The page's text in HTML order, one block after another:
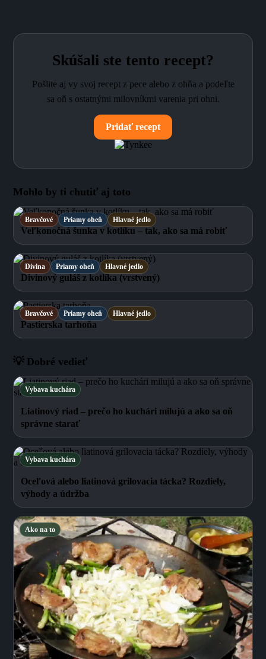
Skúšali ste tento recept?
Pošlite aj vy svoj recept z pece alebo z ohňa a podeľte
sa oň s ostatnými milovníkmi varenia pri ohni.
Pridať recept
Mohlo by ti chutiť aj toto
Bravčové Priamy oheň Hlavné jedlo
Veľkonočná šunka v kotlíku – tak, ako sa má robiť
Divina Priamy oheň Hlavné jedlo
Divinový guláš z kotlíka (vrstvený)
Bravčové Priamy oheň Hlavné jedlo
Pastierska tarhoňa
💡 Dobré vedieť
Vybava kuchára
Liatinový riad – prečo ho kuchári milujú a ako sa oň
správne starať
Vybava kuchára
Oceľová alebo liatinová grilovacia tácka? Rozdiely,
výhody a údržba
Ako na to